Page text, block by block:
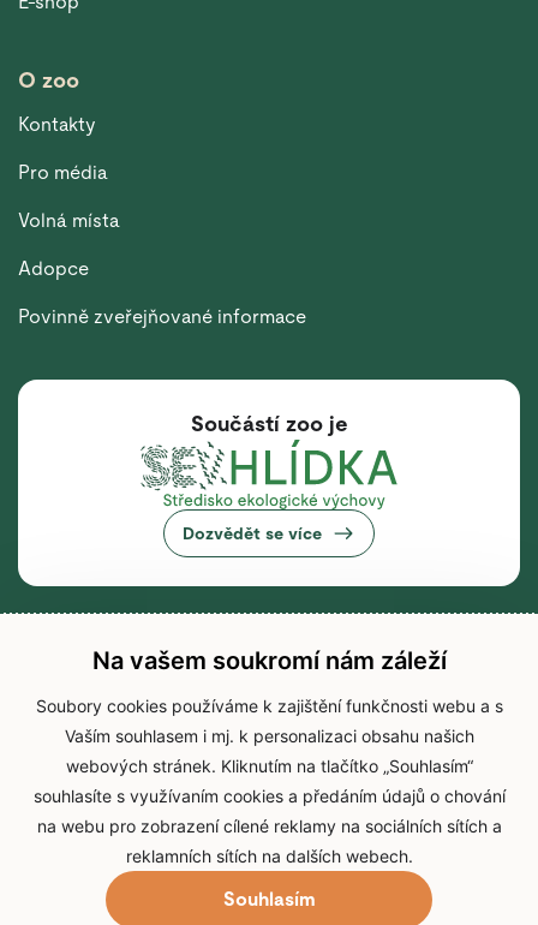
O zoo
Kontakty
Pro média
Volná místa
Adopce
Povinně zveřejňované informace
Součástí zoo je
Dozvědět se více
Na vašem soukromí nám záleží
Soubory cookies používáme k zajištění funkčnosti webu a s
Vaším souhlasem i mj. k personalizaci obsahu našich
webových stránek. Kliknutím na tlačítko „Souhlasím“
souhlasíte s využívaním cookies a předáním údajů o chování
na webu pro zobrazení cílené reklamy na sociálních sítích a
reklamních sítích na dalších webech.
Souhlasím